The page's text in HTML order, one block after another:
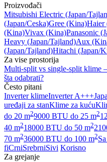
Proizvođači
Mitsubishi Electric (Japan/
(Japan/Ceska)Gree (Kina)Haier
(Kina)Vivax (Kina)Panasonic
Heavy (Japan/Tajland)Aux
(Japan/Tajland)Hitachi (Japan/
Za vise prostorija
Multi-split vs single-split klime
šta odabrati?
Često pitani
Inverter klimeInverter A+++
uređaji za stanKlime za kuću
do 20 m29000 BTU do 25 m2
40 m218000 BTU do 50 m2
70 m236000 BTU do 100 m2
fiCrniSrebrniSivi Korisno
Za grejanje